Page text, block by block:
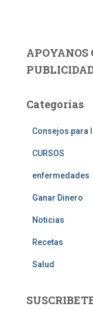
APOYANOS
Categorías
Consejos para
CURSOS
enfermedades
Ganar Dinero
Noticias
Recetas
Salud